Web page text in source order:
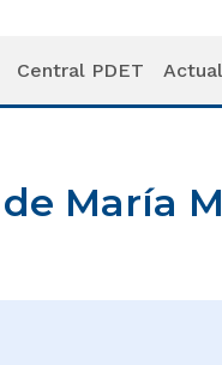
Central PDET
María